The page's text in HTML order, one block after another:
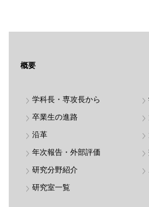
概要
学科長・専攻長から
卒業生の進路
沿革
年次報告・外部評価
研究分野紹介
研究室一覧